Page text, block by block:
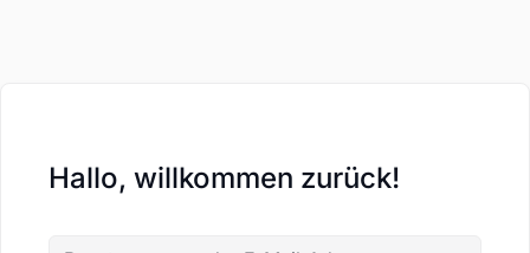
Hallo, willkommen zurück!